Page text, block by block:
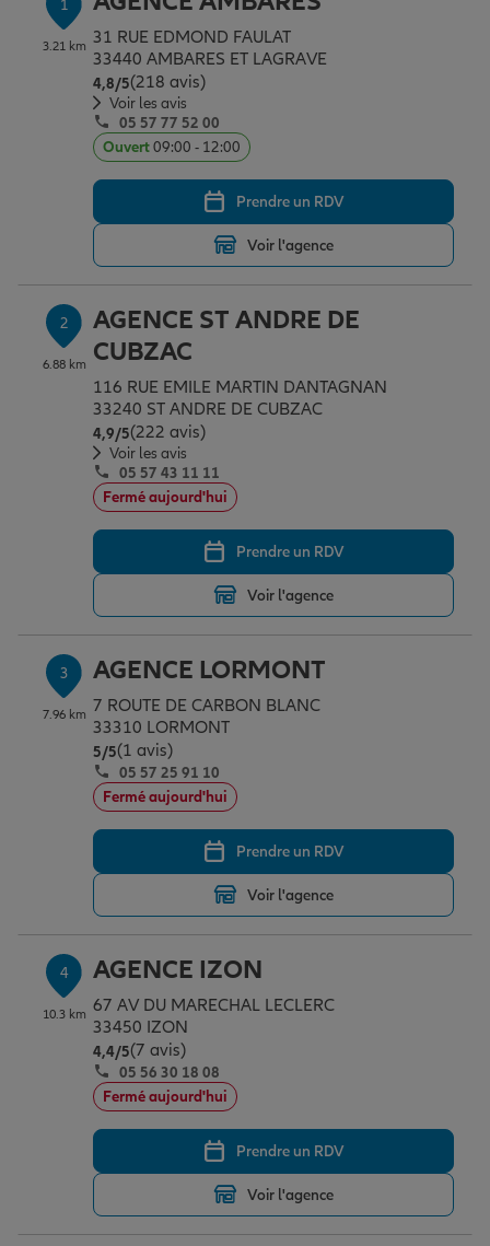
Assurance emprunteur
Prévoyance et dépendance
Assurance animal de compagnie
Protection de la famille
Protection juridique
Épargne & retraite
Plan épargne retraite
Placements financiers
Investissements immobiliers
Transmission
Vos projets
Changer de voiture
Départ à la retraite
Préparer l’avenir
Assurance auto
Assurance habitation
Le Pack Famille
Garantie des accidents de la vie
Assurance scolaire
Protection juridique
Retraite
Tous nos devis d'assurance
Professionnels
Allianz en France
1
3.21 km 31 RUE EDMOND FAULAT
33440 AMBARES ET LAGRAVE
4,8/5Note de 4.8 sur 5
(218 avis)
Voir les avis
05 57 77 52 00
Ouvert09:00 - 12:00
Prendre un RDV
Voir l'agence
2
6.88 km
AGENCE ST ANDRE DE
CUBZAC
116 RUE EMILE MARTIN DANTAGNAN
33240 ST ANDRE DE CUBZAC
4,9/5Note de 4.9 sur 5
(222 avis)
Voir les avis
05 57 43 11 11
Fermé aujourd'hui
Prendre un RDV
Voir l'agence
3
7.96 km
AGENCE LORMONT
7 ROUTE DE CARBON BLANC
33310 LORMONT
5/5Note de 5 sur 5
(1 avis)
05 57 25 91 10
Fermé aujourd'hui
Prendre un RDV
Voir l'agence
4
10.3 km
AGENCE IZON
67 AV DU MARECHAL LECLERC
33450 IZON
4,4/5Note de 4.4 sur 5
(7 avis)
05 56 30 18 08
Fermé aujourd'hui
Prendre un RDV
Voir l'agence